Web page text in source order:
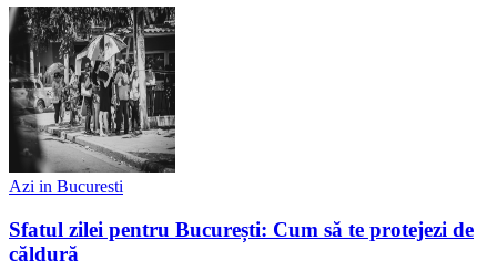
Azi in Bucuresti
Sfatul zilei pentru București: Cum să te protejezi de
căldură